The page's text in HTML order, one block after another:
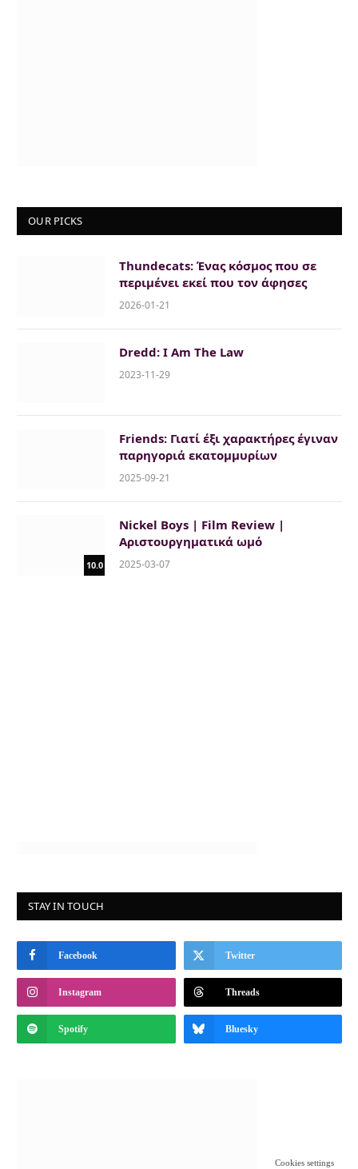
OUR PICKS
Thundecats: Ένας κόσμος που σε
περιμένει εκεί που τον άφησες
2026-01-21
Dredd: I Am The Law
2023-11-29
Friends: Γιατί έξι χαρακτήρες έγιναν
παρηγοριά εκατομμυρίων
2025-09-21
10.0
Nickel Boys | Film Review |
Αριστουργηματικά ωμό
2025-03-07
STAY IN TOUCH
Facebook Twitter
Instagram Threads
Spotify Bluesky
Cookies settings